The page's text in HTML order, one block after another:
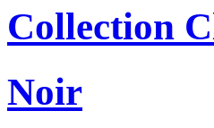
Collection
Noir